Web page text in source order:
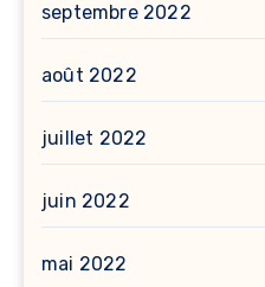
septembre 2022
août 2022
juillet 2022
juin 2022
mai 2022